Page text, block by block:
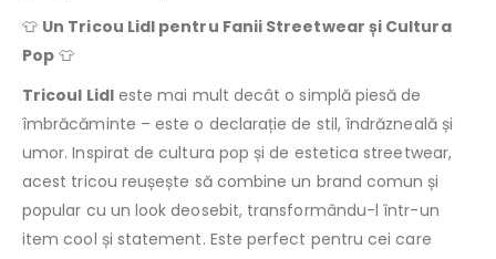
👕 Un Tricou Lidl pentru Fanii Streetwear și Cultura
Pop 👕
Tricoul Lidleste mai mult decât o simplă piesă de
îmbrăcăminte – este o declarație de stil, îndrăzneală și
umor. Inspirat de cultura pop și de estetica streetwear,
acest tricou reușește să combine un brand comun și
popular cu un look deosebit, transformându-l într-un
item cool și statement. Este perfect pentru cei care